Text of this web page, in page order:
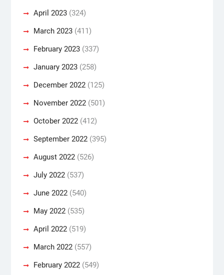
April 2023(324)
March 2023(411)
February 2023(337)
January 2023(258)
December 2022(125)
November 2022(501)
October 2022(412)
September 2022(395)
August 2022(526)
July 2022(537)
June 2022(540)
May 2022(535)
April 2022(519)
March 2022(557)
February 2022(549)